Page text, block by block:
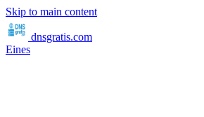
Skip to main content
dnsgratis.com
Eines